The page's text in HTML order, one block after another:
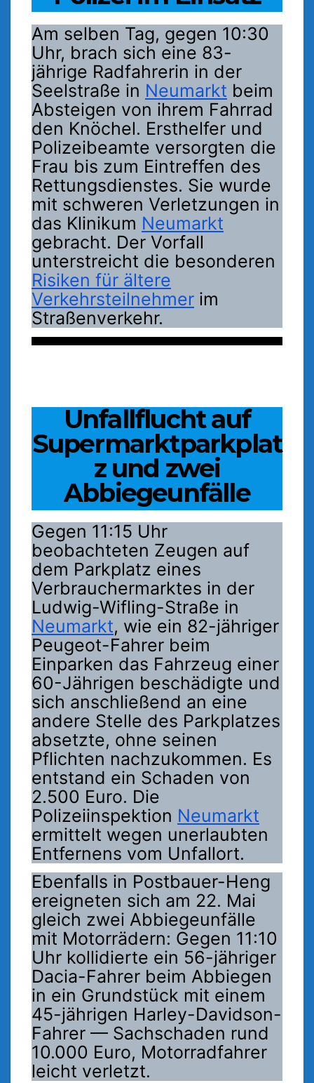
Am selben Tag, gegen 10:30
Uhr, brach sich eine 83-
jährige Radfahrerin in der
Seelstraße in Neumarkt beim
Absteigen von ihrem Fahrrad
den Knöchel. Ersthelfer und
Polizeibeamte versorgten die
Frau bis zum Eintreffen des
Rettungsdienstes. Sie wurde
mit schweren Verletzungen in
das Klinikum Neumarkt
gebracht. Der Vorfall
unterstreicht die besonderen
Risiken für ältere
Verkehrsteilnehmer im
Straßenverkehr.
Unfallflucht auf
Supermarktparkplat
z und zwei
Abbiegeunfälle
Gegen 11:15 Uhr
beobachteten Zeugen auf
dem Parkplatz eines
Verbrauchermarktes in der
Ludwig-Wifling-Straße in
Neumarkt, wie ein 82-jähriger
Peugeot-Fahrer beim
Einparken das Fahrzeug einer
60-Jährigen beschädigte und
sich anschließend an eine
andere Stelle des Parkplatzes
absetzte, ohne seinen
Pflichten nachzukommen. Es
entstand ein Schaden von
2.500 Euro. Die
Polizeiinspektion Neumarkt
ermittelt wegen unerlaubten
Entfernens vom Unfallort.
Ebenfalls in Postbauer-Heng
ereigneten sich am 22. Mai
gleich zwei Abbiegeunfälle
mit Motorrädern: Gegen 11:10
Uhr kollidierte ein 56-jähriger
Dacia-Fahrer beim Abbiegen
in ein Grundstück mit einem
45-jährigen Harley-Davidson-
Fahrer — Sachschaden rund
10.000 Euro, Motorradfahrer
leicht verletzt.